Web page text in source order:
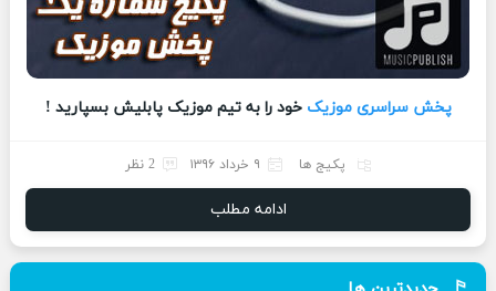
پخش سراسری موزیک خود را به تیم موزیک پابلیش بسپارید !
پکیج ها ۹ خرداد ۱۳۹۶ 2 نظر
ادامه مطلب